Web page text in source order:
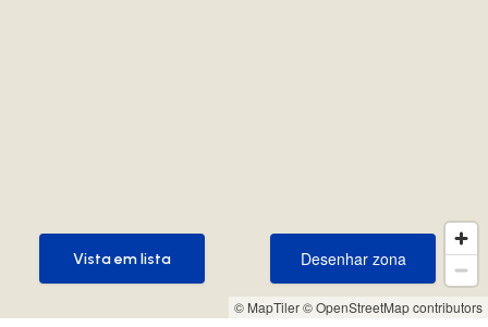
© MapTiler© OpenStreetMap contributors
Desenhar zona
Desenhar zona
Vista em lista
Vista em lista